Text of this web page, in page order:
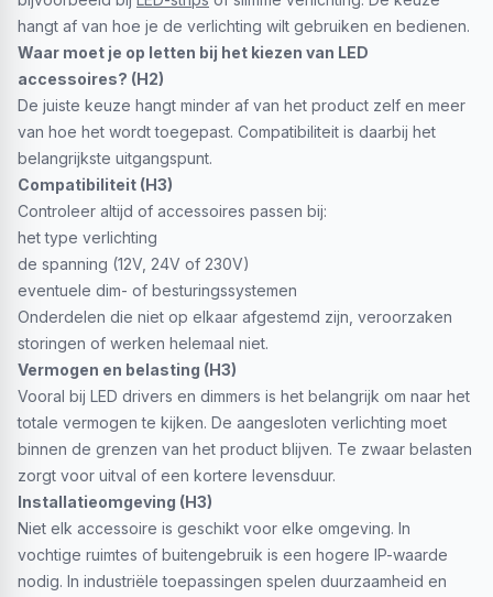
hangt af van hoe je de verlichting wilt gebruiken en bedienen.
Waar moet je op letten bij het kiezen van LED
accessoires? (H2)
De juiste keuze hangt minder af van het product zelf en meer
van hoe het wordt toegepast. Compatibiliteit is daarbij het
belangrijkste uitgangspunt.
Compatibiliteit (H3)
Controleer altijd of accessoires passen bij:
het type verlichting
de spanning (12V, 24V of 230V)
eventuele dim- of besturingssystemen
Onderdelen die niet op elkaar afgestemd zijn, veroorzaken
storingen of werken helemaal niet.
Vermogen en belasting (H3)
Vooral bij LED drivers en dimmers is het belangrijk om naar het
totale vermogen te kijken. De aangesloten verlichting moet
binnen de grenzen van het product blijven. Te zwaar belasten
zorgt voor uitval of een kortere levensduur.
Installatieomgeving (H3)
Niet elk accessoire is geschikt voor elke omgeving. In
vochtige ruimtes of buitengebruik is een hogere IP-waarde
nodig. In industriële toepassingen spelen duurzaamheid en